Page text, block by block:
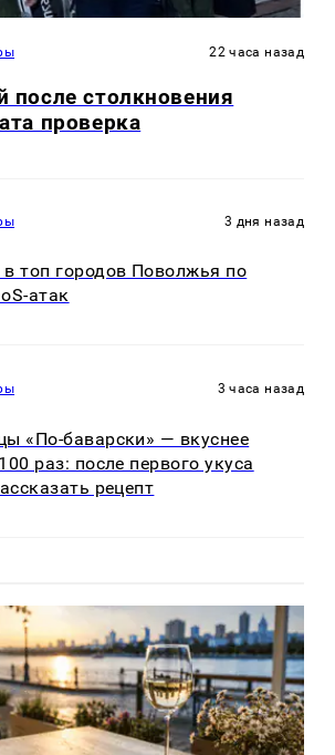
22 часа назад
после столкновения
проверка
3 дня назад
топ городов Поволжья по
атак
3 часа назад
«По-баварски» — вкуснее
раз: после первого укуса
рецепт